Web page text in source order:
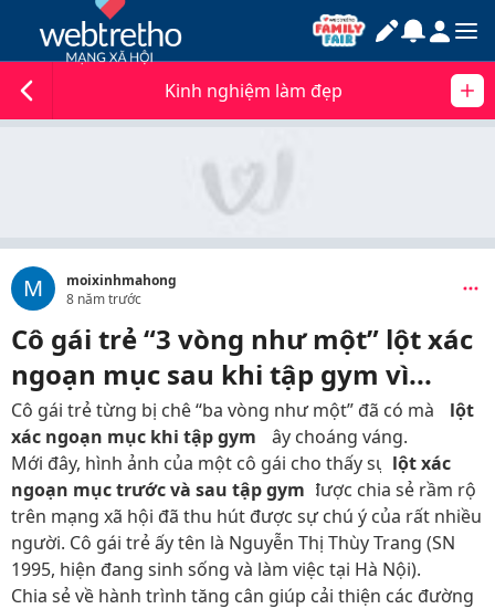
Kinh nghiệm làm đẹp
M
moixinhmahong
8 năm trước
Cô gái trẻ “3 vòng như một” lột xác
ngoạn mục sau khi tập gym vì...
Cô gái trẻ từng bị chê “ba vòng như một” đã có màn
lột
xác ngoạn mục khi tập gym
gây choáng váng.
Mới đây, hình ảnh của một cô gái cho thấy sự lột xác
ngoạn mục trước và sau tập gym được chia sẻ rầm rộ
trên mạng xã hội đã thu hút được sự chú ý của rất nhiều
người. Cô gái trẻ ấy tên là Nguyễn Thị Thùy Trang (SN
1995, hiện đang sinh sống và làm việc tại Hà Nội).
Chia sẻ về hành trình tăng cân giúp cải thiện các đường